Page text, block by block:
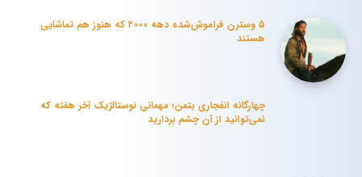
۵ وسترن فراموش‌شده دهه ۲۰۰۰ که هنوز هم تماشایی
هستند
چهارگانه انفجاری بتمن؛ مهمانی نوستالژیک آخر هفته که
نمی‌توانید از آن چشم بردارید